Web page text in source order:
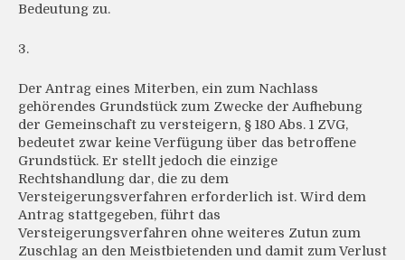
Bedeutung zu.
3.
Der Antrag eines Miterben, ein zum Nachlass
gehörendes Grundstück zum Zwecke der Aufhebung
der Gemeinschaft zu versteigern, § 180 Abs. 1 ZVG,
bedeutet zwar keine Verfügung über das betroffene
Grundstück. Er stellt jedoch die einzige
Rechtshandlung dar, die zu dem
Versteigerungsverfahren erforderlich ist. Wird dem
Antrag stattgegeben, führt das
Versteigerungsverfahren ohne weiteres Zutun zum
Zuschlag an den Meistbietenden und damit zum Verlust